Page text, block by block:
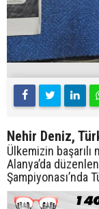
Nehir Deniz,
Ülkemizin
Alanya’da